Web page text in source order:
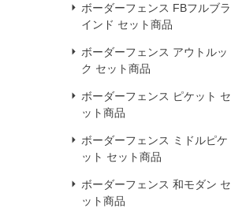
ボーダーフェンス FBフルブラ
インド セット商品
ボーダーフェンス アウトルッ
ク セット商品
ボーダーフェンス ピケット セ
ット商品
ボーダーフェンス ミドルピケ
ット セット商品
ボーダーフェンス 和モダン セ
ット商品